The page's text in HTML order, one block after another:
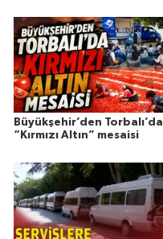
Büyükşehir’den Torbalı’da
“Kırmızı Altın” mesaisi